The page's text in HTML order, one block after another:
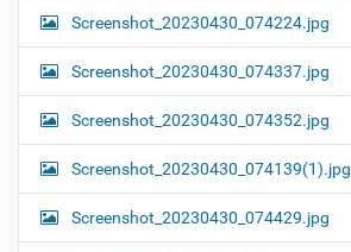
Screenshot_20230430_074224.jpg
Screenshot_20230430_074337.jpg
Screenshot_20230430_074352.jpg
Screenshot_20230430_074139(1).jpg
Screenshot_20230430_074429.jpg